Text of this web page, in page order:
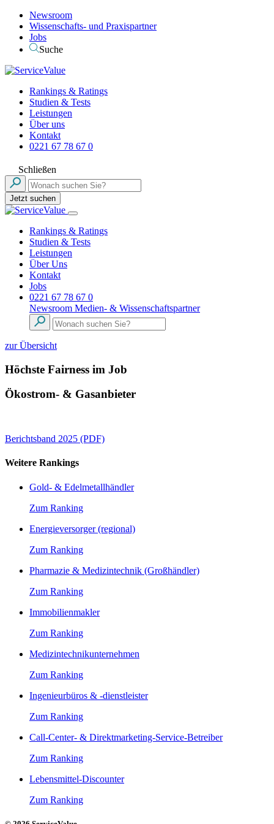
Newsroom
Wissenschafts- und Praxispartner
Jobs
Suche
Rankings & Ratings
Studien & Tests
Leistungen
Über uns
Kontakt
0221 67 78 67 0
Schließen
Jetzt suchen
Rankings & Ratings
Studien & Tests
Leistungen
Über Uns
Kontakt
Jobs
0221 67 78 67 0
Newsroom Medien- & Wissenschaftspartner
zur Übersicht
Höchste Fairness im Job
Ökostrom- & Gasanbieter
Berichtsband 2025 (PDF)
Weitere Rankings
Gold- & Edelmetallhändler
Zum Ranking
Energieversorger (regional)
Zum Ranking
Pharmazie & Medizintechnik (Großhändler)
Zum Ranking
Immobilienmakler
Zum Ranking
Medizintechnikunternehmen
Zum Ranking
Ingenieurbüros & -dienstleister
Zum Ranking
Call-Center- & Direktmarketing-Service-Betreiber
Zum Ranking
Lebensmittel-Discounter
Zum Ranking